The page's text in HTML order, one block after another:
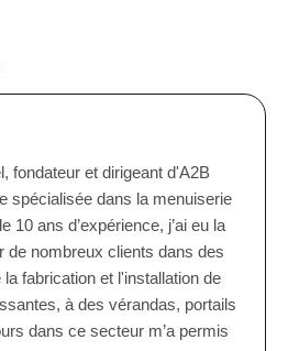
fondateur et dirigeant d'A2B
spécialisée dans la menuiserie
10 ans d’expérience, j’ai eu la
de nombreux clients dans des
fabrication et l'installation de
à des vérandas, portails
dans ce secteur m’a permis